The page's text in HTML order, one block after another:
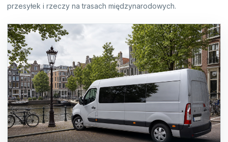
przesyłek i rzeczy na trasach międzynarodowych.